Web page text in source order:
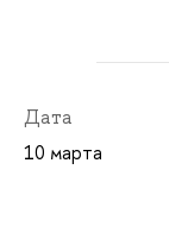
Дата
10 марта